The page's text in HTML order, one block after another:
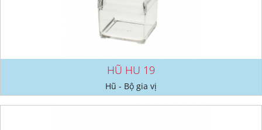
HŨ HU 19
Hũ - Bộ gia vị